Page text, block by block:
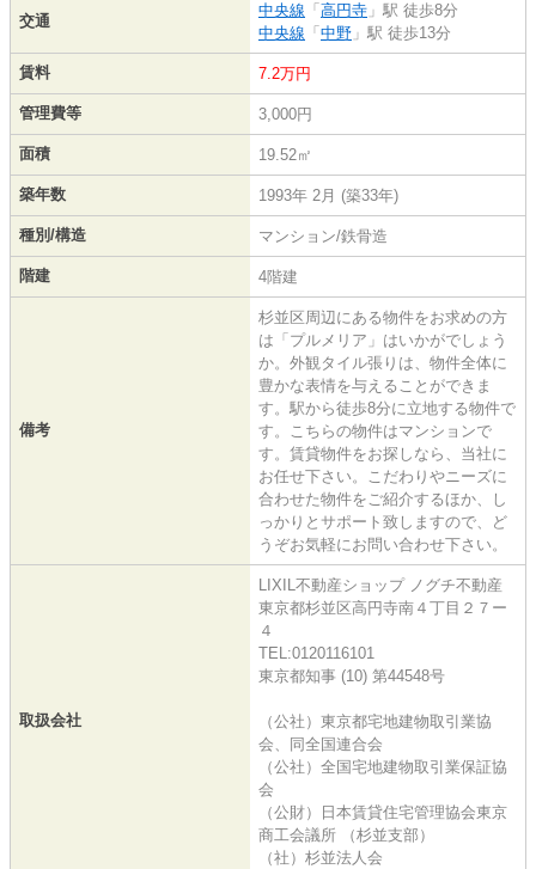
交通
中央線 「 高円寺 」駅 徒歩8分
中央線 「 中野 」駅 徒歩13分
賃料 7.2万円
管理費等 3,000円
面積 19.52㎡
築年数 1993年 2月 (築33年)
種別/構造 マンション/鉄骨造
階建 4階建
備考
杉並区周辺にある物件をお求めの方
は「プルメリア」はいかがでしょう
か。外観タイル張りは、物件全体に
豊かな表情を与えることができま
す。駅から徒歩8分に立地する物件で
す。こちらの物件はマンションで
す。賃貸物件をお探しなら、当社に
お任せ下さい。こだわりやニーズに
合わせた物件をご紹介するほか、し
っかりとサポート致しますので、ど
うぞお気軽にお問い合わせ下さい。
取扱会社
LIXIL不動産ショップ ノグチ不動産
東京都杉並区高円寺南４丁目２７ー
４
TEL:0120116101
東京都知事 (10) 第44548号
（公社）東京都宅地建物取引業協
会、同全国連合会
（公社）全国宅地建物取引業保証協
会
（公財）日本賃貸住宅管理協会東京
商工会議所 （杉並支部）
（社）杉並法人会